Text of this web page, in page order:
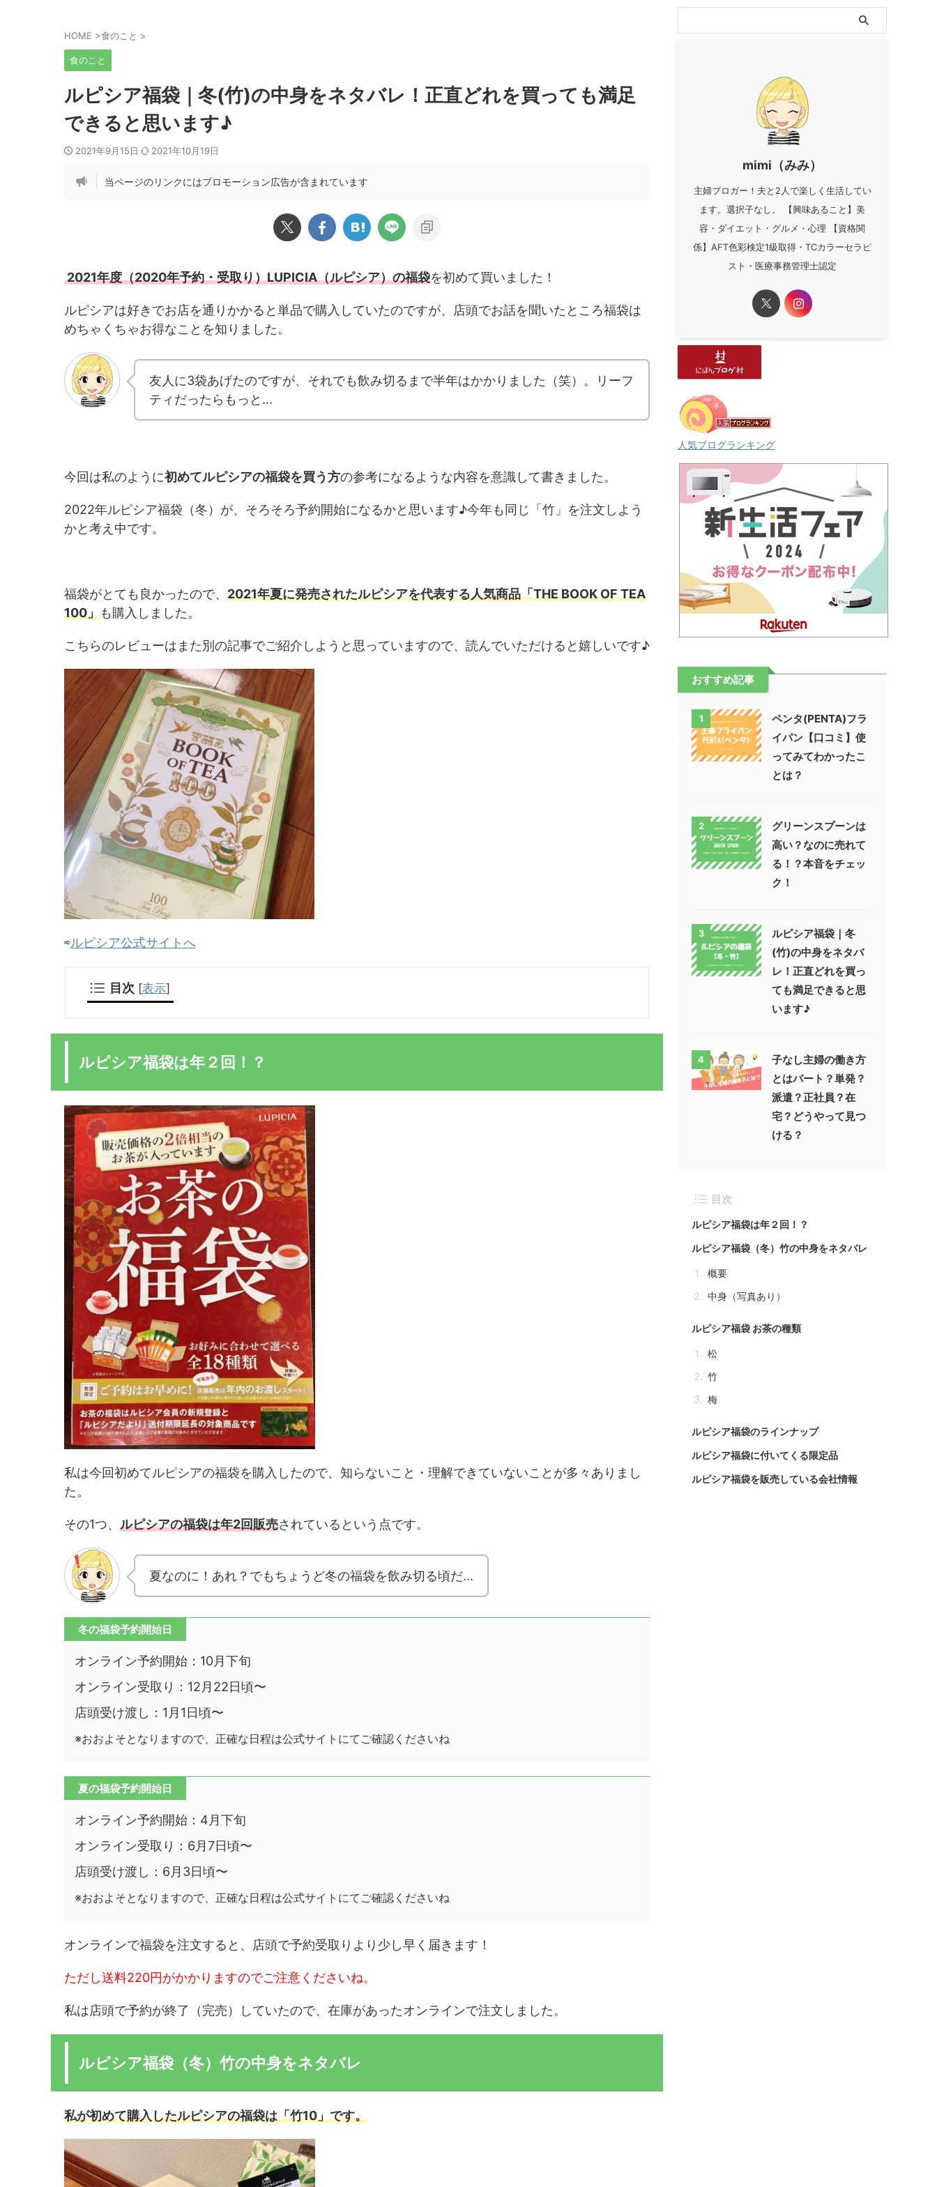
HOME >食のこと >
食のこと
ルピシア福袋｜冬(竹)の中身をネタバレ！正直どれを買っても満足
できると思います♪
2021年9月15日 2021年10月19日
当ページのリンクにはプロモーション広告が含まれています
2021年度（2020年予約・受取り）LUPICIA（ルピシア）の福袋を初めて買いました！
ルピシアは好きでお店を通りかかると単品で購入していたのですが、店頭でお話を聞いたところ福袋は
めちゃくちゃお得なことを知りました。
友人に3袋あげたのですが、それでも飲み切るまで半年はかかりました（笑）。リーフ
ティだったらもっと...
今回は私のように初めてルピシアの福袋を買う方の参考になるような内容を意識して書きました。
2022年ルピシア福袋（冬）が、そろそろ予約開始になるかと思います♪今年も同じ「竹」を注文しよう
かと考え中です。
福袋がとても良かったので、 2021年夏に発売されたルピシアを代表する人気商品「THE BOOK OF TEA
100」も購入しました。
こちらのレビューはまた別の記事でご紹介しようと思っていますので、読んでいただけると嬉しいです♪
⇨ルピシア公式サイトへ
目次 [表示]
ルピシア福袋は年２回！？
私は今回初めてルピシアの福袋を購入したので、知らないこと・理解できていないことが多々ありまし
た。
その1つ、 ルピシアの福袋は年2回販売されているという点です。
夏なのに！あれ？でもちょうど冬の福袋を飲み切る頃だ...
冬の福袋予約開始日
オンライン予約開始：10月下旬
オンライン受取り：12月22日頃〜
店頭受け渡し：1月1日頃〜
※おおよそとなりますので、正確な日程は公式サイトにてご確認くださいね
夏の福袋予約開始日
オンライン予約開始：4月下旬
オンライン受取り：6月7日頃〜
店頭受け渡し：6月3日頃〜
※おおよそとなりますので、正確な日程は公式サイトにてご確認くださいね
オンラインで福袋を注文すると、店頭で予約受取りより少し早く届きます！
ただし送料220円がかかりますのでご注意くださいね。
私は店頭で予約が終了（完売）していたので、在庫があったオンラインで注文しました。
ルピシア福袋（冬）竹の中身をネタバレ
私が初めて購入したルピシアの福袋は「竹10」です。
mimi（みみ）
主婦ブロガー！夫と2人で楽しく生活してい
ます。選択子なし。 【興味あること】美
容・ダイエット・グルメ・心理 【資格関
係】AFT色彩検定1級取得・TCカラーセラピ
スト・医療事務管理士認定
人気ブログランキング
おすすめ記事
1
ペンタ(PENTA)フラ
イパン【口コミ】使
ってみてわかったこ
とは？
2
グリーンスプーンは
高い？なのに売れて
る！？本音をチェッ
ク！
3
ルピシア福袋｜冬
(竹)の中身をネタバ
レ！正直どれを買っ
ても満足できると思
います♪
4
子なし主婦の働き方
とはパート？単発？
派遣？正社員？在
宅？どうやって見つ
ける？
目次
ルピシア福袋は年２回！？
ルピシア福袋（冬）竹の中身をネタバレ
概要
中身（写真あり）
ルピシア福袋 お茶の種類
松
竹
梅
ルピシア福袋のラインナップ
ルピシア福袋に付いてくる限定品
ルピシア福袋を販売している会社情報